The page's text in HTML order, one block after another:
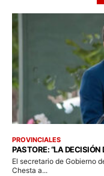
PROVINCIALES
PASTORE: “LA
El secretario de Gobierno
Chesta a...